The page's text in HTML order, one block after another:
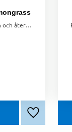
Verde KinetiCore – en återvunnen och återvinningsbar stadshjälm. EcoLoc-design, smart ventilation och vinterkit-kompatibel.
Lägg till i